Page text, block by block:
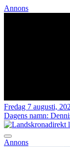
Annons
Fredag 7 augusti,
Dagens namn:
Annons